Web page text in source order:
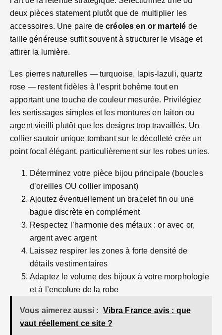
deux pièces statement plutôt que de multiplier les
accessoires. Une paire decréoles en or martelé de
taille généreuse suffit souvent à structurer le visage et
attirer la lumière.
Les pierres naturelles — turquoise, lapis-lazuli, quartz
rose — restent fidèles à l’esprit bohème tout en
apportant une touche de couleur mesurée. Privilégiez
les sertissages simples et les montures en laiton ou
argent vieilli plutôt que les designs trop travaillés. Un
collier sautoir unique tombant sur le décolleté crée un
point focal élégant, particulièrement sur les robes unies.
Déterminez votre pièce bijou principale (boucles
d’oreilles OU collier imposant)
Ajoutez éventuellement un bracelet fin ou une
bague discrète en complément
Respectez l’harmonie des métaux : or avec or,
argent avec argent
Laissez respirer les zones à forte densité de
détails vestimentaires
Adaptez le volume des bijoux à votre morphologie
et à l’encolure de la robe
Vous aimerez aussi : Vibra France avis : que
vaut réellement ce site ?